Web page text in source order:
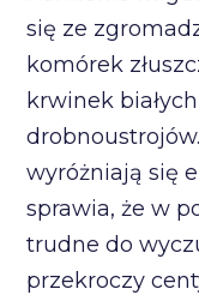
się ze
komórek
krwinek
wyróżniają się
sprawia, że w
trudne do
przekroczy